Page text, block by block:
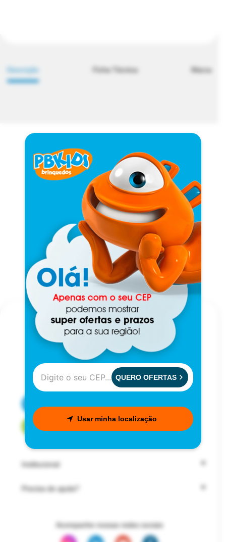
Descrição Ficha Técnica Marca
Institucional
Precisa de ajuda?
Acompanhe nossas redes sociais
QUERO OFERTAS
Usar minha localização